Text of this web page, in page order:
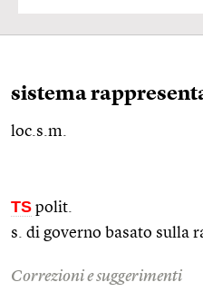
sistema
loc.s.m.
TS polit.
s. di governo basato sulla
Correzioni e suggerimenti